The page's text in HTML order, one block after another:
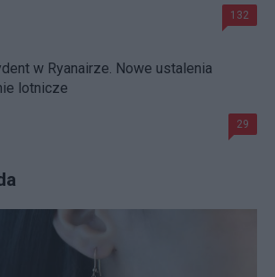
132
w Ryanairze. Nowe ustalenia
lotnicze
29